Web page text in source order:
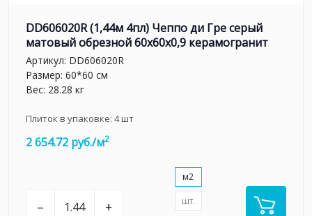
DD606020R (1,44м 4пл) Чеппо ди Гре серый
матовый обрезной 60x60x0,9 керамогранит
Артикул: DD606020R
Размер: 60*60 см
Вес: 28.28 кг
Плиток в упаковке: 4шт
2 654.72 руб./м2
– +
м2
шт.